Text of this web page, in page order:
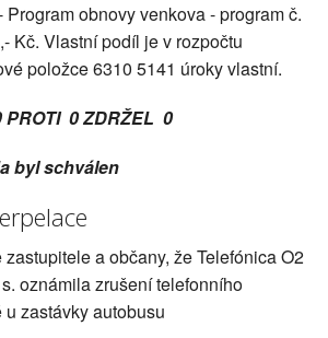
Program obnovy venkova - program č.
Kč. Vlastní podíl je v rozpočtu
položce 6310 5141 úroky vlastní.
0 ZDRŽEL 0
byl schválen
a občany, že Telefónica O2
oznámila zrušení telefonního
zastávky autobusu